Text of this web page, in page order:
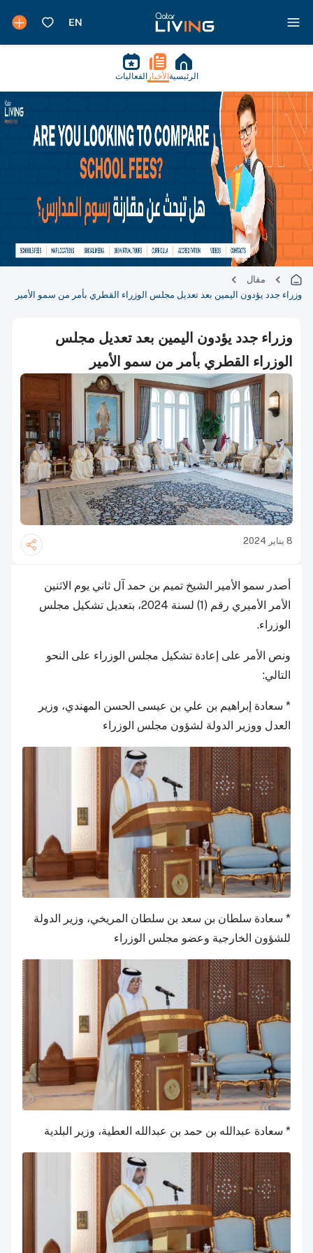
الرئيسية الأخبار الفعاليات
مقال
وزراء جدد يؤدون اليمين بعد تعديل مجلس الوزراء القطري بأمر من سمو الأمير
وزراء جدد يؤدون اليمين بعد تعديل مجلس
الوزراء القطري بأمر من سمو الأمير
8 يناير 2024
أصدر سمو الأمير الشيخ تميم بن حمد آل ثاني يوم الاثنين
الأمر الأميري رقم (1) لسنة 2024، بتعديل تشكيل مجلس
الوزراء.
ونص الأمر على إعادة تشكيل مجلس الوزراء على النحو
التالي:
* سعادة إبراهيم بن علي بن عيسى الحسن المهندي، وزير
العدل ووزير الدولة لشؤون مجلس الوزراء
* سعادة سلطان بن سعد بن سلطان المريخي، وزير الدولة
للشؤون الخارجية وعضو مجلس الوزراء
* سعادة عبدالله بن حمد بن عبدالله العطية، وزير البلدية